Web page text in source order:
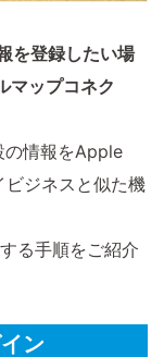
を登録したい場
ップコネク
情報をApple
ジネスと似た機
る手順をご紹介
ン